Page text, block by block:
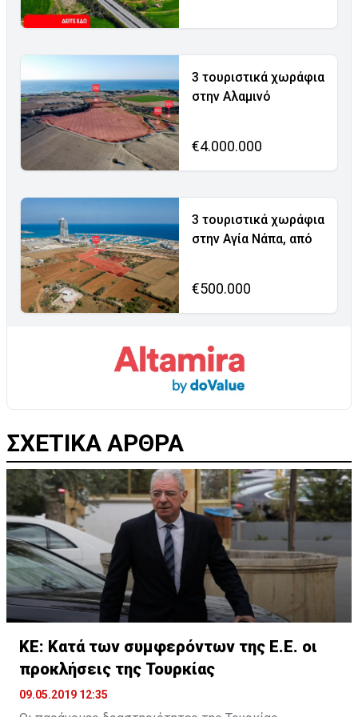
3 τουριστικά χωράφια
στην Αλαμινό
€4.000.000
3 τουριστικά χωράφια
στην Αγία Νάπα, από
€500.000
ΣΧΕΤΙΚΑ ΑΡΘΡΑ
ΚΕ: Κατά των συμφερόντων της Ε.Ε. οι
προκλήσεις της Τουρκίας
09.05.2019 12:35